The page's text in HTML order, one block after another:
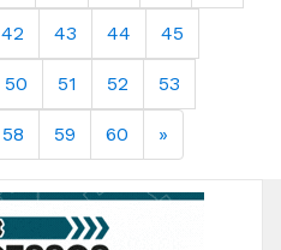
42 43 44 45
50 51 52 53
58 59 60 »